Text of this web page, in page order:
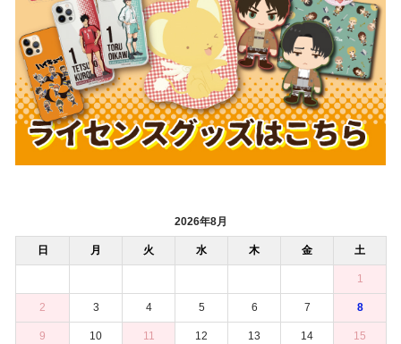
2026年8月
日 月 火 水 木 金 土
1
2 3 4 5 6 7 8
9 10 11 12 13 14 15